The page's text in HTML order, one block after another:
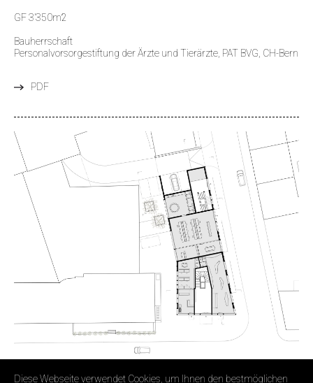
GF 3’350m2
Bauherrschaft
Personalvorsorgestiftung der Ärzte und Tierärzte, PAT BVG, CH-Bern
PDF
Diese Webseite verwendet Cookies, um Ihnen den bestmöglichen